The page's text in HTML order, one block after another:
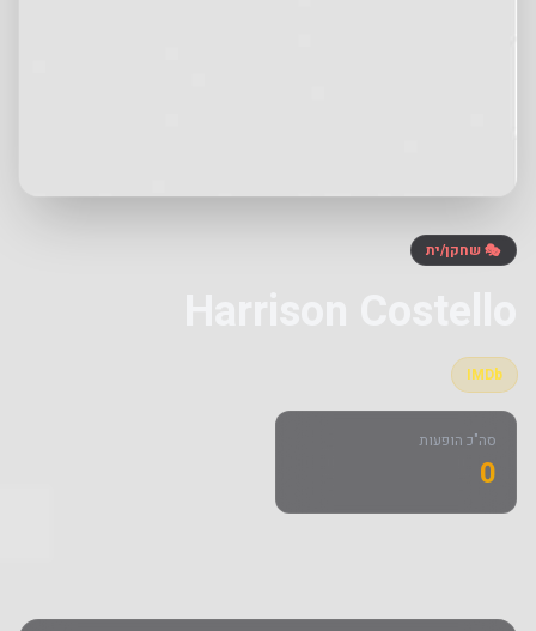
🎭 שחקן/ית
IMDb
סה"כ הופעות
0